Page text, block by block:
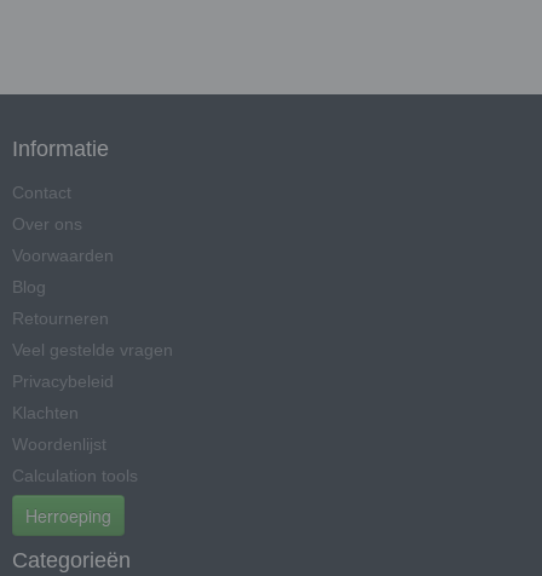
Informatie
Contact
Over ons
Voorwaarden
Blog
Retourneren
Veel gestelde vragen
Privacybeleid
Klachten
Woordenlijst
Calculation tools
Herroeping
Categorieën